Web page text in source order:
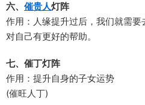
六、 催贵人灯阵
作用：人缘提升过后，我们就需
对自己有更好的帮助。
七、催丁灯阵
作用：提升自身的子女运势
(催旺人丁)